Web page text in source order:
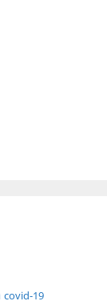
covid-19